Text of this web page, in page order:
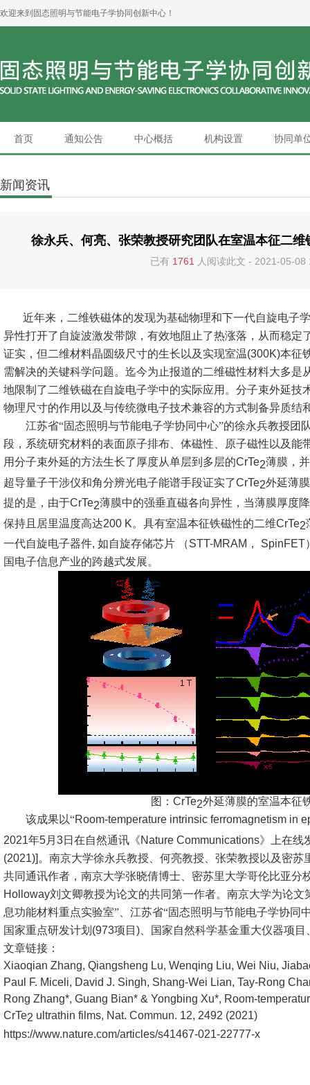
欢迎来到固态照明与节能电子学协同创新中心！
首页 通知公告 中心概括 机构设置 协同单
新闻资讯
徐永兵、何亮、张荣教授研究团队在室温本征二
已有 1761 人阅读此文 - 2021-05-08
近年来，二维铁磁体的发现为基础物理和下一代自旋电子
异性打开了自旋波激发带隙，有效地阻止了热涨落，从而稳定
证实，但二维材料晶圆级尺寸的生长以及实现室温(300K)本征
需解决的关键科学问题。迄今为止报道的二维磁性材料大多是
地限制了二维铁磁在自旋电子学中的实际应用。分子束外延技
物理尺寸的作用以及与传统微电子技术兼容的方式制备异质结
江苏省“固态照明与节能电子学协同中心”的徐永兵教授团
段，系统研究材料的表面原子排布、体磁性、原子磁性以及能
用分子束外延的方法生长了厚度从单层到多层的CrTe2薄膜，
超导量子干涉仪和角分辨光电子能谱手段证实了CrTe2外延薄
提的是，由于CrTe2薄膜中的强垂直磁各向异性，当薄膜厚度
保持且居里温度高达200 K。具有室温本征铁磁性的二维CrTe2
一代自旋电子器件, 如自旋存储芯片 （STT-MRAM ， SpinFET
国电子信息产业的跨越式发展。
图：CrTe2外延薄膜的室温本征
该成果以“Room-temperature intrinsic ferromagnetism in
2021年5月 3日在自然通讯《Nature Communications》上在线
(2021)] 。南京大学徐永兵教授、何亮教授、张荣教授以及密
共同通讯作者，南京大学张晓倩博士、密苏里大学哥伦比亚分
Holloway刘文卿教授为论文的共同第一作者。南京大学为论文
息功能材料重点实验室”、江苏省“固态照明与节能电子学协同
国家重点研发计划 (973项目 ) 、国家自然科学基金重大仪器项
文章链接：
Xiaoqian Zhang, Qiangsheng Lu, Wenqing Liu, Wei Niu,
Paul F. Miceli, David J. Singh, Shang-Wei Lian, Tay-Rong
Rong Zhang*, Guang Bian* & Yongbing Xu*, Room-
CrTe2 ultrathin films, Nat. Commun. 12, 2492 (2021)
https://www.nature.com/articles/s41467-021-22777-x